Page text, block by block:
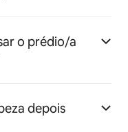
o prédio/a
depois